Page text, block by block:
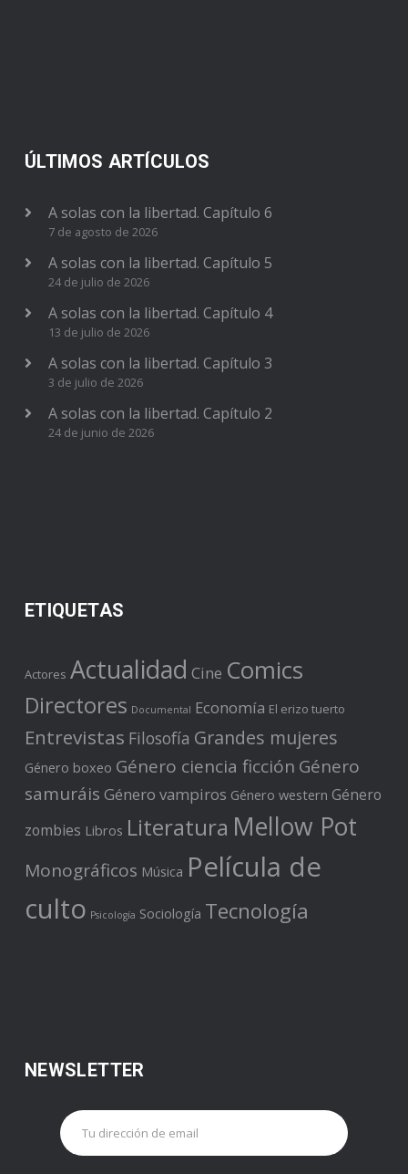
ÚLTIMOS ARTÍCULOS
A solas con la libertad. Capítulo 6
7 de agosto de 2026
A solas con la libertad. Capítulo 5
24 de julio de 2026
A solas con la libertad. Capítulo 4
13 de julio de 2026
A solas con la libertad. Capítulo 3
3 de julio de 2026
A solas con la libertad. Capítulo 2
24 de junio de 2026
ETIQUETAS
Actores Actualidad Cine Comics
Directores Documental Economía El erizo tuerto
Entrevistas Filosofía Grandes mujeres
Género boxeo Género ciencia ficción Género
samuráis Género vampiros Género western Género
zombies Libros Literatura Mellow Pot
Monográficos Música Película de
culto Psicología Sociología Tecnología
NEWSLETTER